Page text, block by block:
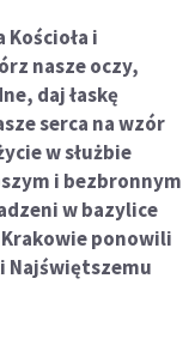
i
nasze oczy,
daj łaskę
serca na wzór
w służbie
i bezbronnym
w bazylice
Krakowie ponowili
Najświętszemu